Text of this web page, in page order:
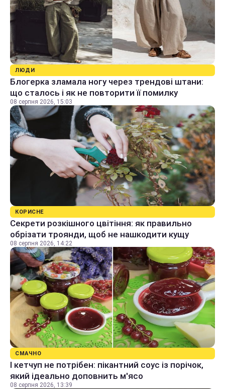
ЛЮДИ
Блогерка зламала ногу через трендові штани:
що сталось і як не повторити її помилку
08 серпня 2026, 15:03
КОРИСНЕ
Секрети розкішного цвітіння: як правильно
обрізати троянди, щоб не нашкодити кущу
08 серпня 2026, 14:22
СМАЧНО
І кетчуп не потрібен: пікантний соус із порічок,
який ідеально доповнить м'ясо
08 серпня 2026, 13:39